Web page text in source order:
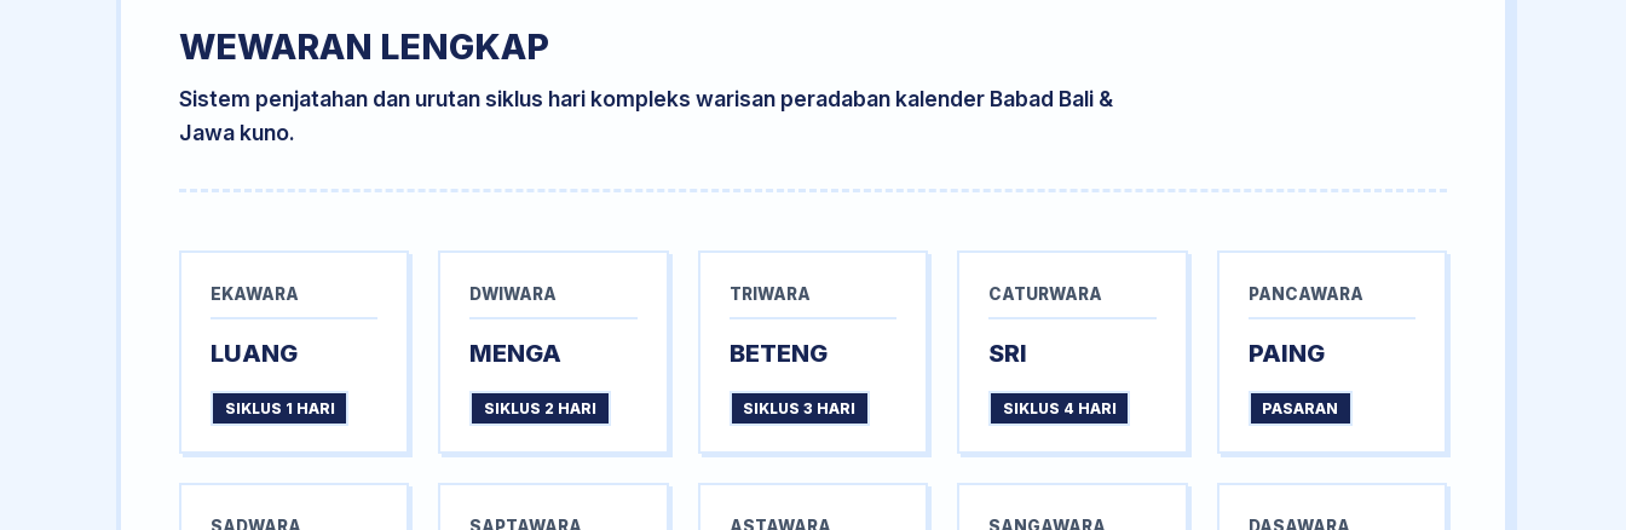
WEWARAN LENGKAP
Sistem penjatahan dan urutan siklus hari kompleks warisan peradaban kalender Babad Bali &
Jawa kuno.
EKAWARA
LUANG
SIKLUS 1 HARI
DWIWARA
MENGA
SIKLUS 2 HARI
TRIWARA
BETENG
SIKLUS 3 HARI
CATURWARA
SRI
SIKLUS 4 HARI
PANCAWARA
PAING
PASARAN